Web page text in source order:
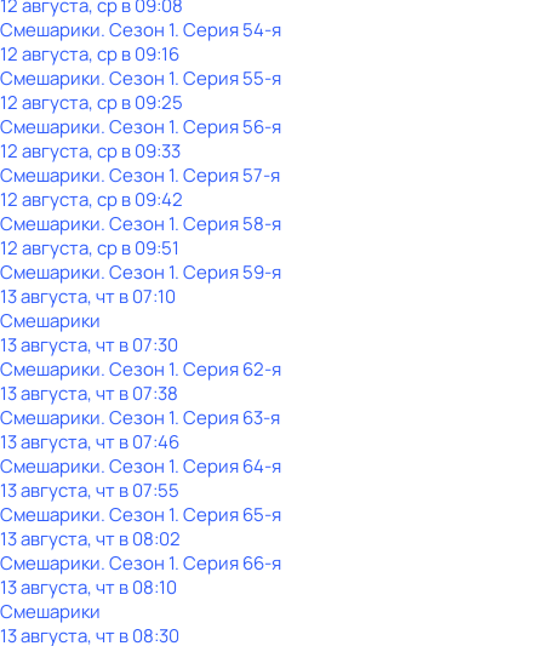
12 августа, ср в 09:08
Смешарики. Сезон 1. Серия 54-я
12 августа, ср в 09:16
Смешарики. Сезон 1. Серия 55-я
12 августа, ср в 09:25
Смешарики. Сезон 1. Серия 56-я
12 августа, ср в 09:33
Смешарики. Сезон 1. Серия 57-я
12 августа, ср в 09:42
Смешарики. Сезон 1. Серия 58-я
12 августа, ср в 09:51
Смешарики. Сезон 1. Серия 59-я
13 августа, чт в 07:10
Смешарики
13 августа, чт в 07:30
Смешарики. Сезон 1. Серия 62-я
13 августа, чт в 07:38
Смешарики. Сезон 1. Серия 63-я
13 августа, чт в 07:46
Смешарики. Сезон 1. Серия 64-я
13 августа, чт в 07:55
Смешарики. Сезон 1. Серия 65-я
13 августа, чт в 08:02
Смешарики. Сезон 1. Серия 66-я
13 августа, чт в 08:10
Смешарики
13 августа, чт в 08:30